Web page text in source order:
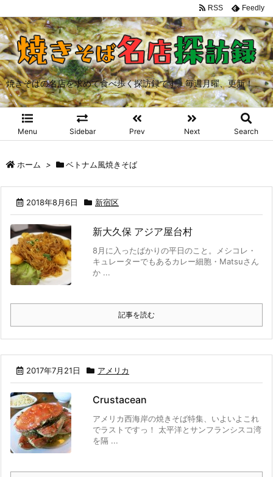
焼きそばの名店を求めて食べ歩く探訪録です。毎週月曜、更新！
Menu Sidebar Prev Next Search
RSS Feedly
ホーム > ベトナム風焼きそば
2018年8月6日 新宿区
新大久保 アジア屋台村
8月に入ったばかりの平日のこと。メシコレ・
キュレーターでもあるカレー細胞・Matsuさん
か ...
記事を読む
2017年7月21日 アメリカ
Crustacean
アメリカ西海岸の焼きそば特集、いよいよこれ
でラストですっ！ 太平洋とサンフランシスコ湾
を隔 ...